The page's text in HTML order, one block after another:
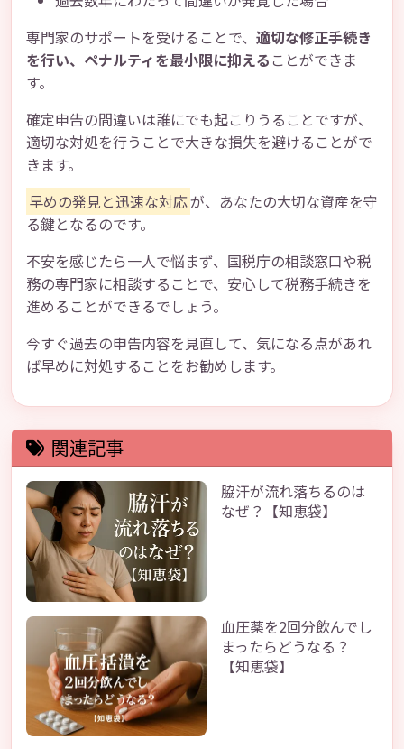
専門家のサポートを受けることで、 適切な修正手続き
を行い、ペナルティを最小限に抑える ことができま
す。
確定申告の間違いは誰にでも起こりうることですが、
適切な対処を行うことで大きな損失を避けることがで
きます。
早めの発見と迅速な対応が、あなたの大切な資産を守
る鍵となるのです。
不安を感じたら一人で悩まず、国税庁の相談窓口や税
務の専門家に相談することで、安心して税務手続きを
進めることができるでしょう。
今すぐ過去の申告内容を見直して、気になる点があれ
ば早めに対処することをお勧めします。
関連記事
脇汗が流れ落ちるのは
なぜ？【知恵袋】
血圧薬を2回分飲んでし
まったらどうなる？
【知恵袋】